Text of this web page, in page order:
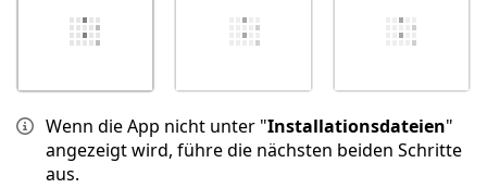
Wenn die App nicht unter "Installationsdateien"
angezeigt wird, führe die nächsten beiden Schritte
aus.